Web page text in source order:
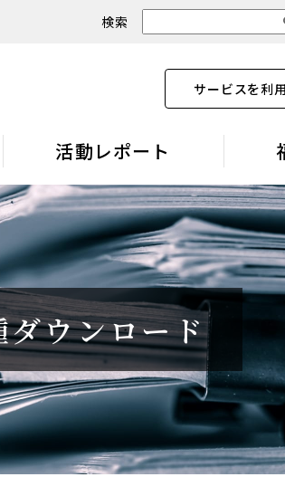
検索
サービスを利用
活動レポート
ウンロード